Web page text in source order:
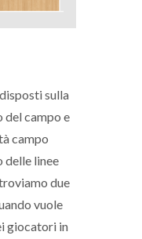
sulla
del campo e
campo
delle linee
due
vuole
giocatori in